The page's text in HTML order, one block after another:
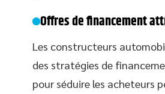
Offres de financement
Les constructeurs
des stratégies de
pour séduire les acheteurs